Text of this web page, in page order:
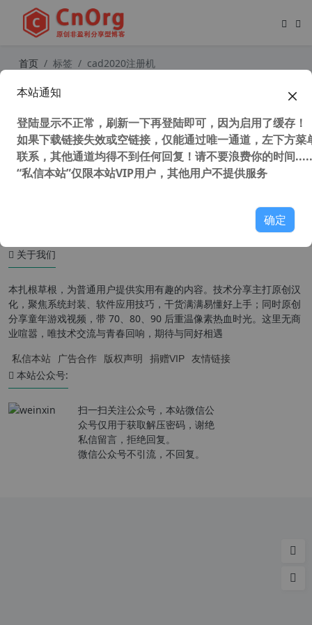
首页 标签 cad2020注册机
关于我们
本扎根草根，为普通用户提供实用有趣的内容。技术分享主打原创汉
化，聚焦系统封装、软件应用技巧，干货满满易懂好上手；同时原创
分享童年游戏视频，带 70、80、90 后重温像素热血时光。这里无商
业喧嚣，唯技术交流与青春回响，期待与同好相遇
私信本站 广告合作 版权声明 捐赠VIP 友情链接
本站公众号:
扫一扫关注公众号，本站微信公
众号仅用于获取解压密码，谢绝
私信留言，拒绝回复。
微信公众号不引流，不回复。
本站通知
登陆显示不正常，刷新一下再登陆即可，因为启用了缓存！
如果下载链接失效或空链接，仅能通过唯一通道，左下方菜
联系，其他通道均得不到任何回复！请不要浪费你的时间
“私信本站”仅限本站VIP用户，其他用户不提供服务
确定